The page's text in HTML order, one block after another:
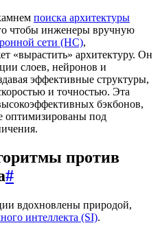
поиска архитектуры
чтобы инженеры вручную
сети (НС),
«вырастить» архитектуру. Он
слоев, нейронов и
эффективные структуры,
и точностью. Эта
бэкбонов,
оптимизированы под
против
#
вдохновлены природой,
интеллекта (SI).